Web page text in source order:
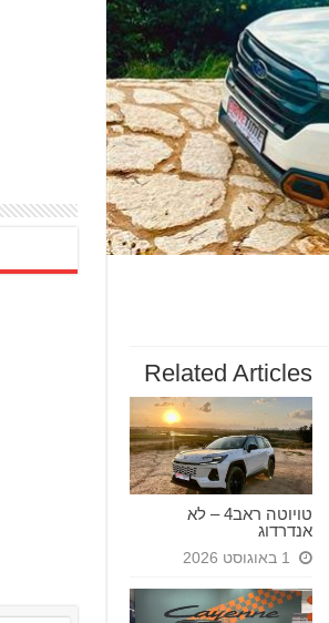
Related Articles
טויוטה ראב4 – לא
אנדרדוג
1 באוגוסט 2026